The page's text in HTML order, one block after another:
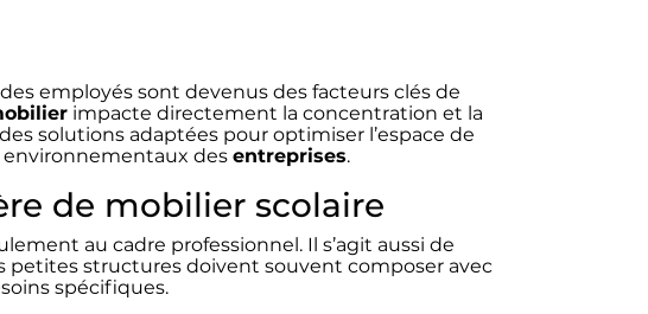
des employés sont devenus des facteurs clés de
impacte directement la concentration et la
solutions adaptées pour optimiser l’espace de
des entreprises.
de mobilier scolaire
au cadre professionnel. Il s’agit aussi de
petites structures doivent souvent composer avec
spécifiques.